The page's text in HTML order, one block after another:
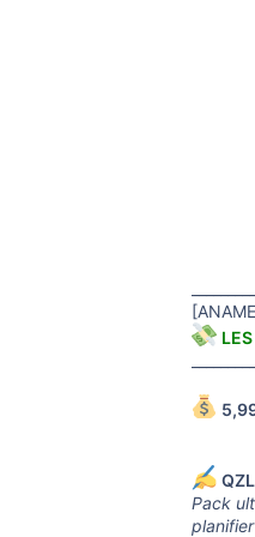
Pack